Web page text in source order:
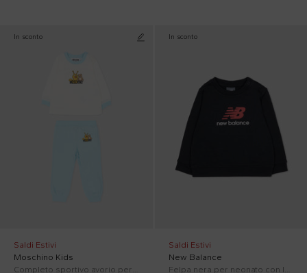
In sconto
Saldi Estivi
Moschino Kids
Completo sportivo avorio per neonati con Teddy Bear
In sconto
Saldi Estivi
New Balance
Felpa nera per neonato con logo